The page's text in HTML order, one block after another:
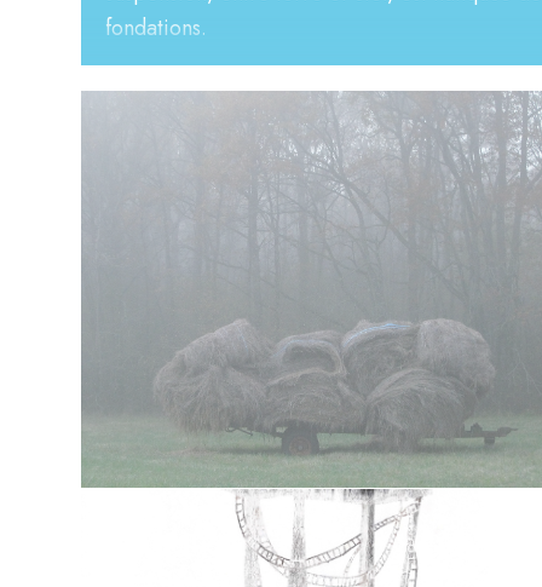
fondations.
pour s’adonner aux affres et délices de la
ou sont dans les nuages ?
L’artiste a besoin d’espace, son champ
bois deviennent cette île singulière où
www.anna-novika-sobierajski.com